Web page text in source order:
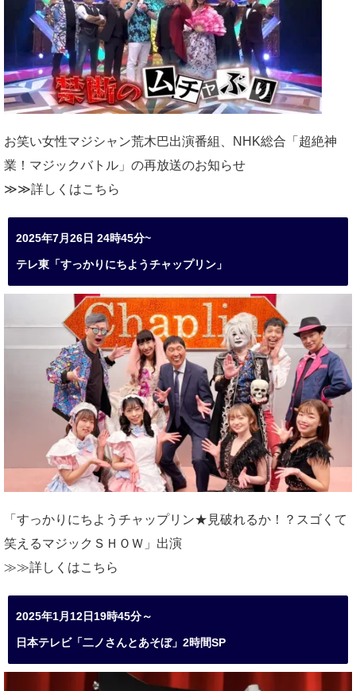
お笑い女性マジシャン荒木巴出演番組、
NHK総合「超絶神
業！マジックバトル」の再放送のお知らせ
≫≫詳しくはこちら
2025年7月26日 24時45分~
テレ東「すっかりにちようチャップリン」
「すっかりにちようチャップリン★見破れるか！？スゴくて
笑えるマジックＳＨＯＷ」出演
≫≫詳しくはこちら
2025年1月12日19時45分～
日本テレビ「二ノさんとあそぼ」2時間SP